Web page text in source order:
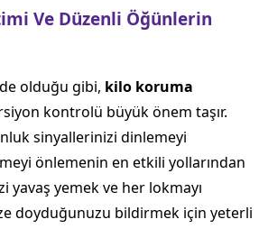
Ve Düzenli Öğünlerin
olduğu gibi, kilo koruma
kontrolü büyük önem taşır.
sinyallerinizi dinlemeyi
önlemenin en etkili yollarından
yavaş yemek ve her lokmayı
doyduğunuzu bildirmek için yeterli